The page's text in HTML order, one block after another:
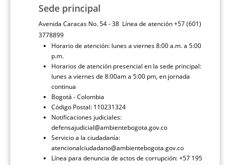
Sede principal
Avenida Caracas No. 54 - 38 Línea de atención +57 (601)
3778899
Horario de atención: lunes a viernes 8:00 a.m. a 5:00
p.m.
Horarios de atención presencial en la sede principal:
lunes a viernes de 8:00am a 5:00 pm, en jornada
continua
Bogotá - Colombia
Código Postal: 110231324
Notificaciones judiciales:
defensajudicial@ambientebogota.gov.co
Servicio a la ciudadanía:
atencionalciudadano@ambientebogota.gov.co
Línea para denuncia de actos de corrupción: +57 195